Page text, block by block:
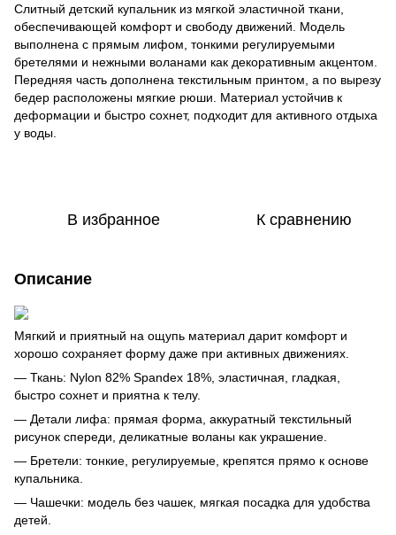
Слитный детский купальник из мягкой эластичной ткани,
обеспечивающей комфорт и свободу движений. Модель
выполнена с прямым лифом, тонкими регулируемыми
бретелями и нежными воланами как декоративным акцентом.
Передняя часть дополнена текстильным принтом, а по вырезу
бедер расположены мягкие рюши. Материал устойчив к
деформации и быстро сохнет, подходит для активного отдыха
у воды.
В избранное К сравнению
Описание
Мягкий и приятный на ощупь материал дарит комфорт и
хорошо сохраняет форму даже при активных движениях.
— Ткань: Nylon 82% Spandex 18%, эластичная, гладкая,
быстро сохнет и приятна к телу.
— Детали лифа: прямая форма, аккуратный текстильный
рисунок спереди, деликатные воланы как украшение.
— Бретели: тонкие, регулируемые, крепятся прямо к основе
купальника.
— Чашечки: модель без чашек, мягкая посадка для удобства
детей.